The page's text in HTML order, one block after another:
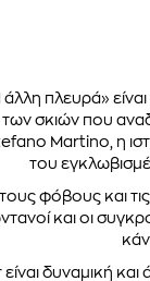
πλευρά»
των σκιών που
Martino, η
του
φόβους και
και οι
δυναμική